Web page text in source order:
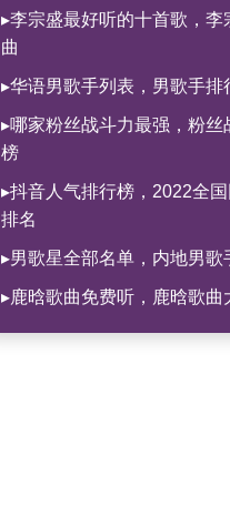
▸李宗盛最好听的十首歌，李
曲
▸华语男歌手列表，男歌手排
▸哪家粉丝战斗力最强，粉丝
榜
▸抖音人气排行榜，2022全
排名
▸男歌星全部名单，内地男歌
▸鹿晗歌曲免费听，鹿晗歌曲